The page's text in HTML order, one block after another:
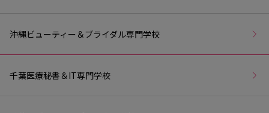
沖縄ビューティー＆ブライダル専門学校
千葉医療秘書＆IT専門学校